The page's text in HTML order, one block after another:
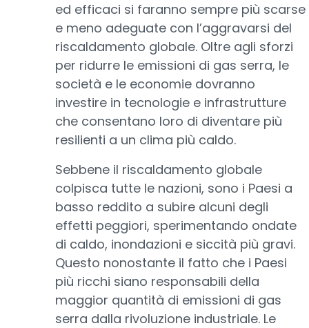
ed efficaci si faranno sempre più scarse
e meno adeguate con l’aggravarsi del
riscaldamento globale. Oltre agli sforzi
per ridurre le emissioni di gas serra, le
società e le economie dovranno
investire in tecnologie e infrastrutture
che consentano loro di diventare più
resilienti a un clima più caldo.
Sebbene il riscaldamento globale
colpisca tutte le nazioni, sono i Paesi a
basso reddito a subire alcuni degli
effetti peggiori, sperimentando ondate
di caldo, inondazioni e siccità più gravi.
Questo nonostante il fatto che i Paesi
più ricchi siano responsabili della
maggior quantità di emissioni di gas
serra dalla rivoluzione industriale. Le